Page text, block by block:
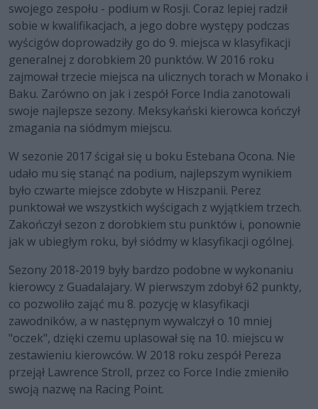
swojego zespołu - podium w Rosji. Coraz lepiej radził
sobie w kwalifikacjach, a jego dobre występy podczas
wyścigów doprowadziły go do 9. miejsca w klasyfikacji
generalnej z dorobkiem 20 punktów. W 2016 roku
zajmował trzecie miejsca na ulicznych torach w Monako i
Baku. Zarówno on jak i zespół Force India zanotowali
swoje najlepsze sezony. Meksykański kierowca kończył
zmagania na siódmym miejscu.
W sezonie 2017 ścigał się u boku Estebana Ocona. Nie
udało mu się stanąć na podium, najlepszym wynikiem
było czwarte miejsce zdobyte w Hiszpanii. Perez
punktował we wszystkich wyścigach z wyjątkiem trzech.
Zakończył sezon z dorobkiem stu punktów i, ponownie
jak w ubiegłym roku, był siódmy w klasyfikacji ogólnej.
Sezony 2018-2019 były bardzo podobne w wykonaniu
kierowcy z Guadalajary. W pierwszym zdobył 62 punkty,
co pozwoliło zająć mu 8. pozycję w klasyfikacji
zawodników, a w następnym wywalczył o 10 mniej
"oczek", dzięki czemu uplasował się na 10. miejscu w
zestawieniu kierowców. W 2018 roku zespół Pereza
przejął Lawrence Stroll, przez co Force Indie zmieniło
swoją nazwę na Racing Point.